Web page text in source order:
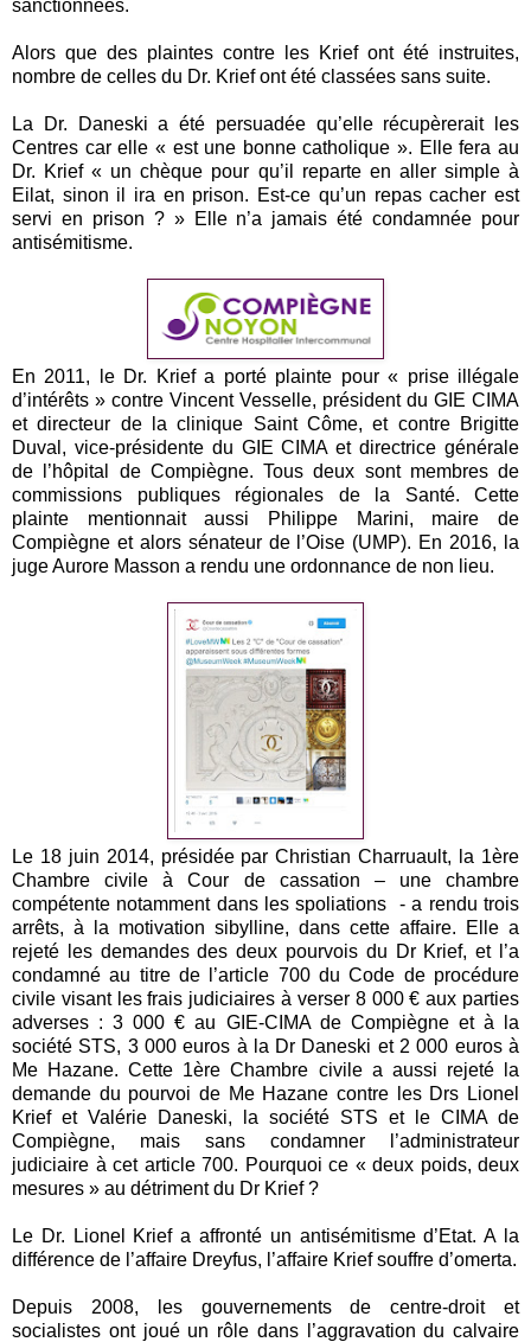
sanctionnées.
Alors que des plaintes contre les Krief ont été instruites,
nombre de celles du Dr. Krief ont été classées sans suite.
La Dr. Daneski a été persuadée qu’elle récupèrerait les
Centres car elle « est une bonne catholique ». Elle fera au
Dr. Krief « un chèque pour qu’il reparte en aller simple à
Eilat, sinon il ira en prison. Est-ce qu’un repas cacher est
servi en prison ? » Elle n’a jamais été condamnée pour
antisémitisme.
En 2011, le Dr. Krief a porté plainte pour « prise illégale
d’intérêts » contre Vincent Vesselle, président du GIE CIMA
et directeur de la clinique Saint Côme, et contre Brigitte
Duval, vice-présidente du GIE CIMA et directrice générale
de l’hôpital de Compiègne. Tous deux sont membres de
commissions publiques régionales de la Santé. Cette
plainte mentionnait aussi Philippe Marini, maire de
Compiègne et alors sénateur de l’Oise (UMP). En 2016, la
juge Aurore Masson a rendu une ordonnance de non lieu.
Le 18 juin 2014, présidée par Christian Charruault, la 1ère
Chambre civile à Cour de cassation – une chambre
compétente notamment dans les spoliations - a rendu trois
arrêts, à la motivation sibylline, dans cette affaire. Elle a
rejeté les demandes des deux pourvois du Dr Krief, et l’a
condamné au titre de l’article 700 du Code de procédure
civile visant les frais judiciaires à verser 8 000 € aux parties
adverses : 3 000 € au GIE-CIMA de Compiègne et à la
société STS, 3 000 euros à la Dr Daneski et 2 000 euros à
Me Hazane. Cette 1ère Chambre civile a aussi rejeté la
demande du pourvoi de Me Hazane contre les Drs Lionel
Krief et Valérie Daneski, la société STS et le CIMA de
Compiègne, mais sans condamner l’administrateur
judiciaire à cet article 700. Pourquoi ce « deux poids, deux
mesures » au détriment du Dr Krief ?
Le Dr. Lionel Krief a affronté un antisémitisme d’Etat. A la
différence de l’affaire Dreyfus, l’affaire Krief souffre d’omerta.
Depuis 2008, les gouvernements de centre-droit et
socialistes ont joué un rôle dans l’aggravation du calvaire